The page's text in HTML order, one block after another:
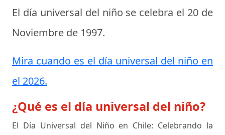
El día universal del niño se celebra el 20 de
Noviembre de 1997.
Mira cuando es el día universal del niño en
el 2026.
¿Qué es el día universal del niño?
El Día Universal del Niño en Chile: Celebrando la